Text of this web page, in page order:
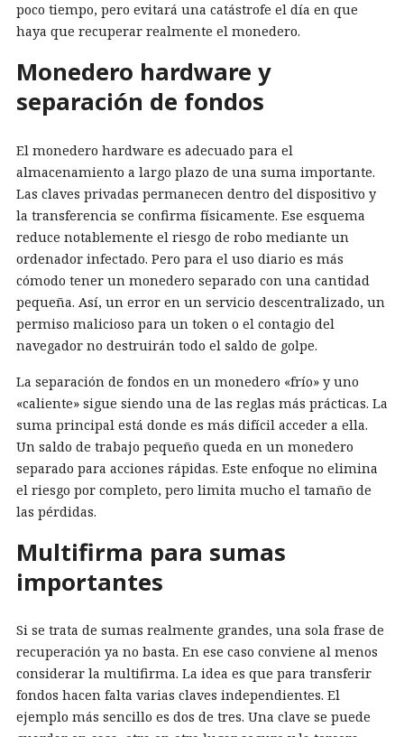
poco tiempo, pero evitará una catástrofe el día en que
haya que recuperar realmente el monedero.
Monedero hardware y
separación de fondos
El monedero hardware es adecuado para el
almacenamiento a largo plazo de una suma importante.
Las claves privadas permanecen dentro del dispositivo y
la transferencia se confirma físicamente. Ese esquema
reduce notablemente el riesgo de robo mediante un
ordenador infectado. Pero para el uso diario es más
cómodo tener un monedero separado con una cantidad
pequeña. Así, un error en un servicio descentralizado, un
permiso malicioso para un token o el contagio del
navegador no destruirán todo el saldo de golpe.
La separación de fondos en un monedero «frío» y uno
«caliente» sigue siendo una de las reglas más prácticas. La
suma principal está donde es más difícil acceder a ella.
Un saldo de trabajo pequeño queda en un monedero
separado para acciones rápidas. Este enfoque no elimina
el riesgo por completo, pero limita mucho el tamaño de
las pérdidas.
Multifirma para sumas
importantes
Si se trata de sumas realmente grandes, una sola frase de
recuperación ya no basta. En ese caso conviene al menos
considerar la multifirma. La idea es que para transferir
fondos hacen falta varias claves independientes. El
ejemplo más sencillo es dos de tres. Una clave se puede